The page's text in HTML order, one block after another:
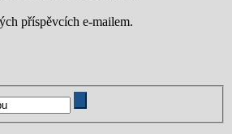
příspěvcích e-mailem.